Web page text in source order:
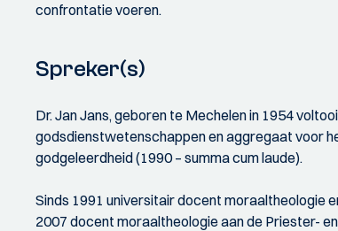
confrontatie voeren.
Spreker(s)
Dr. Jan Jans, geboren te Mechelen in 1954
godsdienstwetenschappen en aggregaat voor
godgeleerdheid (1990 – summa cum laude).
Sinds 1991 universitair docent moraaltheologie
2007 docent moraaltheologie aan de Priester-